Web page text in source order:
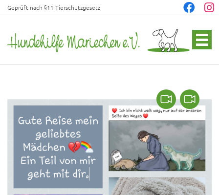
Geprüft nach §11 Tierschutzgesetz